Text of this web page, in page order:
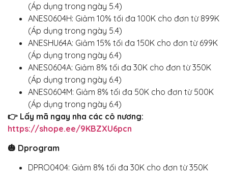
(Áp dụng trong ngày 5.4)
ANES0604H: Giảm 10% tối đa 100K cho đơn từ 899K
(Áp dụng trong ngày 5.4)
ANESHU64A: Giảm 15% tối đa 150K cho đơn từ 699K
(Áp dụng trong ngày 6.4)
ANES0604A: Giảm 8% tối đa 30K cho đơn từ 350K
(Áp dụng trong ngày 6.4)
ANES0604M: Giảm 8% tối đa 50K cho đơn từ 500K
(Áp dụng trong ngày 6.4)
👉 Lấy mã ngay nha các cô nương:
https://shope.ee/9KBZXU6pcn
🎃 Dprogram
DPRO0404: Giảm 8% tối đa 30K cho đơn từ 350K